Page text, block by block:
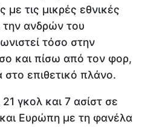
με τις μικρές εθνικές
την ανδρών του
τόσο στην
και πίσω από τον φορ,
στο επιθετικό πλάνο.
γκολ και 7 ασίστ σε
Ευρώπη με τη φανέλα